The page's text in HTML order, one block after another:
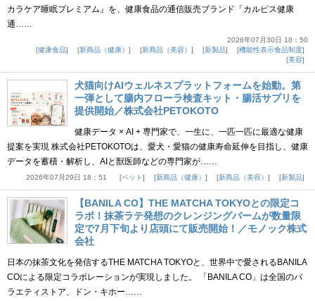
カラケア睡眠プレミアム』を、健康食品の通信販売ブランド「カルピス健康
通……
2026年07月30日 18：50
健康食品
新商品（健康） 新商品（美容） 新製品
機能性表示食品制度
美容
犬猫向けAIウェルネスプラットフォームを始動。第
一弾として腸内フローラ検査キット・腸活サプリを
提供開始／株式会社PETOKOTO
健康データ × AI + 専門家で、一生に、一匹一匹に最適な健康
提案を実現 株式会社PETOKOTOは、愛犬・愛猫の健康寿命延伸を目指し、健康
データを蓄積・解析し、AIと獣医師などの専門家が……
2026年07月29日 18：51 ペット 新商品（健康） 新商品（美容） 新製品
【BANILA CO】THE MATCHA TOKYOとの限定コ
ラボ！抹茶ラテ発想のクレンジングバームが数量限
定で7月下旬より店頭にて販売開始！／モノック株式
会社
日本の抹茶文化を発信するTHE MATCHA TOKYOと、世界中で愛されるBANILA
COによる限定コラボレーションが実現しました。 「BANILA CO」は全国のバ
ラエティストア、ドン・キホー……